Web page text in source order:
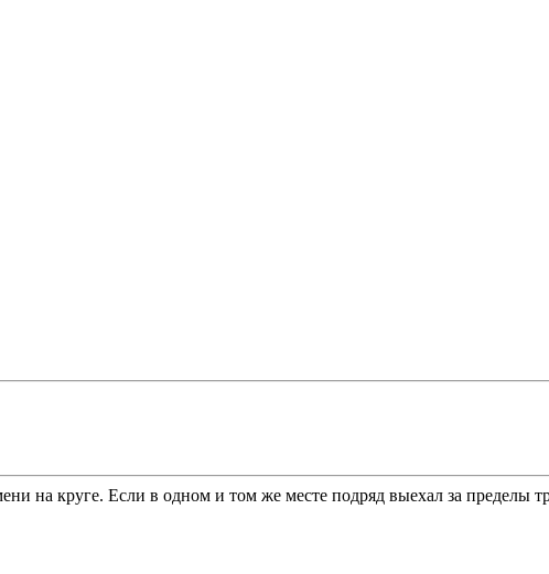
на круге. Если в одном и том же месте подряд выехал за пределы